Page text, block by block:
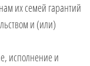
их семей гарантий
и (или)
исполнение и